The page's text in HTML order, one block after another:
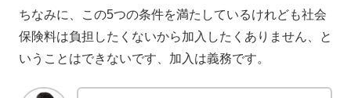
ちなみに、この5つの条件を満たしているけれども社会
保険料は負担したくないから加入したくありません、と
いうことはできないです、加入は義務です。